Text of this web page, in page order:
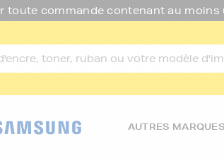
toute commande contenant au moins
AUTRES MARQUES